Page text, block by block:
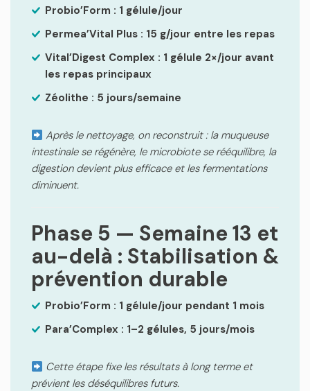
Probio’Form : 1 gélule/jour
Permea’Vital Plus : 15 g/jour entre les repas
Vital’Digest Complex : 1 gélule 2×/jour avant
les repas principaux
Zéolithe : 5 jours/semaine
Après le nettoyage, on reconstruit : la muqueuse
intestinale se régénère, le microbiote se rééquilibre, la
digestion devient plus efficace et les fermentations
diminuent.
Phase 5 — Semaine 13 et
au-delà : Stabilisation &
prévention durable
Probio’Form : 1 gélule/jour pendant 1 mois
Para’Complex : 1–2 gélules, 5 jours/mois
Cette étape fixe les résultats à long terme et
prévient les déséquilibres futurs.